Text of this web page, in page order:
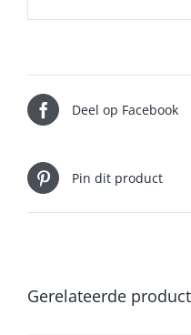
Deel op Facebook
Pin dit product
Gerelateerde